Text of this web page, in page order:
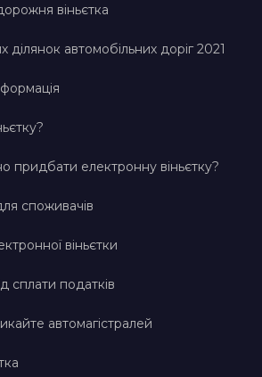
віньєтка
ділянок автомобільних доріг 2021
придбати електронну віньєтку?
споживачів
віньєтки
сплати податків
автомагістралей